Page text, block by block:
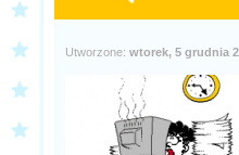
Utworzone: wtorek, 5 grudnia